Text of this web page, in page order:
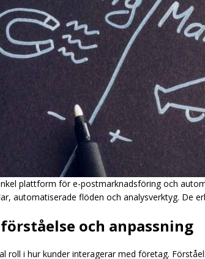
plattform för e-postmarknadsföring och
automatiserade flöden och analysverktyg. De
och anpassning
roll i hur kunder interagerar med företag.